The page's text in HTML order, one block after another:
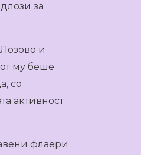
за
и
му беше
со
активност
флаери